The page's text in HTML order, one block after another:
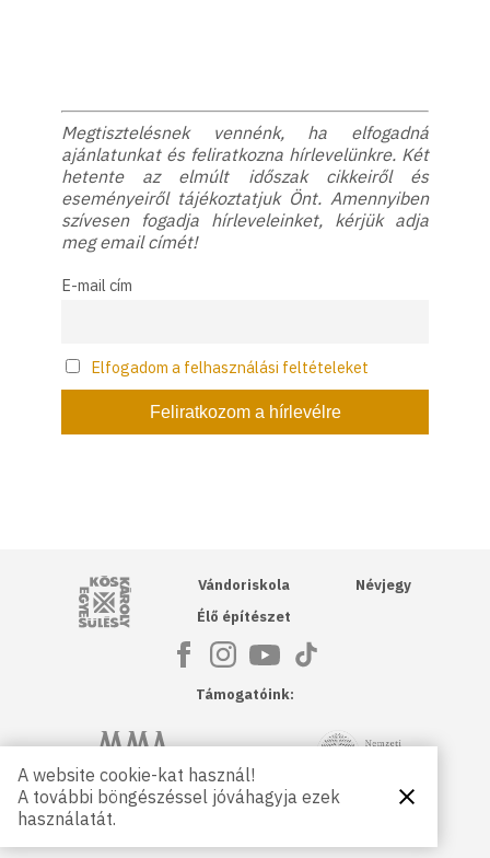
Megtisztelésnek vennénk, ha elfogadná
ajánlatunkat és feliratkozna hírlevelünkre. Két
hetente az elmúlt időszak cikkeiről és
eseményeiről tájékoztatjuk Önt. Amennyiben
szívesen fogadja hírleveleinket, kérjük adja
meg email címét!
E-mail cím
Elfogadom a felhasználási feltételeket
Kós Károly Egyesülés
Vándoriskola
Élő építészet
Névjegy
Támogatóink:
Magyar Művészeti Akadémia NKA
Petőfi Kulturális Ügynökség
A website cookie-kat használ!
A további böngészéssel jóváhagyja ezek
használatát.
Bezárás